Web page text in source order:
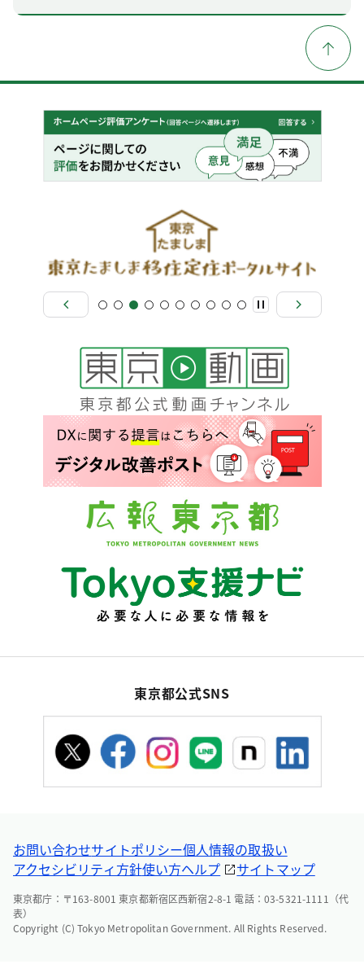
東京都公式SNS
お問い合わせサイトポリシー個人情報の取扱い
アクセシビリティ方針使い方ヘルプ サイトマップ
東京都庁：〒163-8001 東京都新宿区西新宿2-8-1 電話：03-5321-1111（代
表）
Copyright (C) Tokyo Metropolitan Government. All Rights Reserved.